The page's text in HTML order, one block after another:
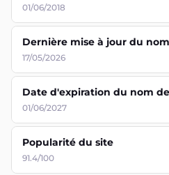
01/06/2018
Dernière mise à jour du
17/05/2026
Date d'expiration du nom
01/06/2027
Popularité du site
91.4/100